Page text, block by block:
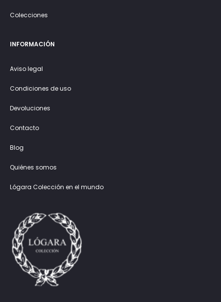
Colecciones
INFORMACIÓN
Aviso legal
Condiciones de uso
Devoluciones
Contacto
Blog
Quiénes somos
Lógara Colección en el mundo